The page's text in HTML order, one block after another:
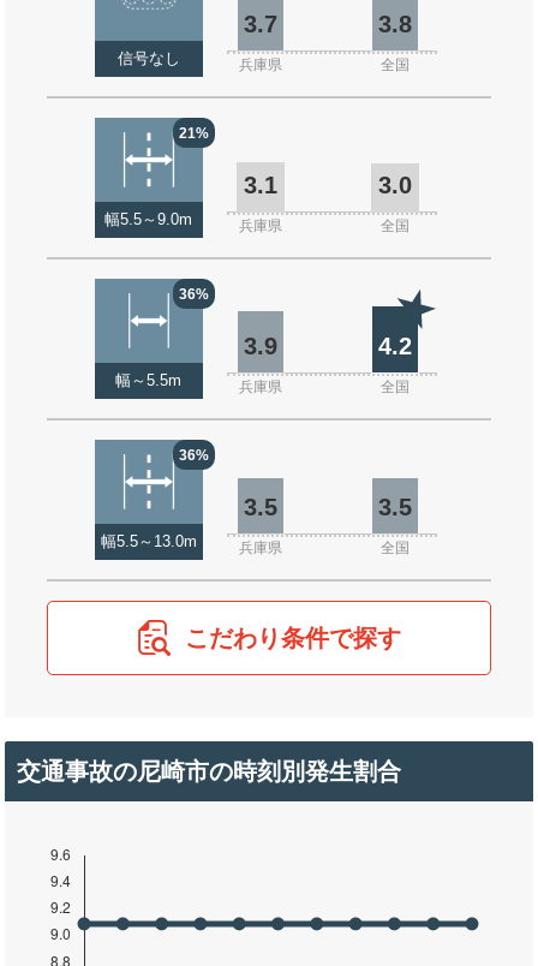
信号なし
3.7 3.8
兵庫県 全国
21%
幅5.5～9.0m
3.1 3.0
兵庫県 全国
36%
幅～5.5m
3.9 4.2
兵庫県 全国
36%
幅5.5～13.0m
3.5 3.5
兵庫県 全国
こだわり条件で探す
交通事故の尼崎市の時刻別発生割合